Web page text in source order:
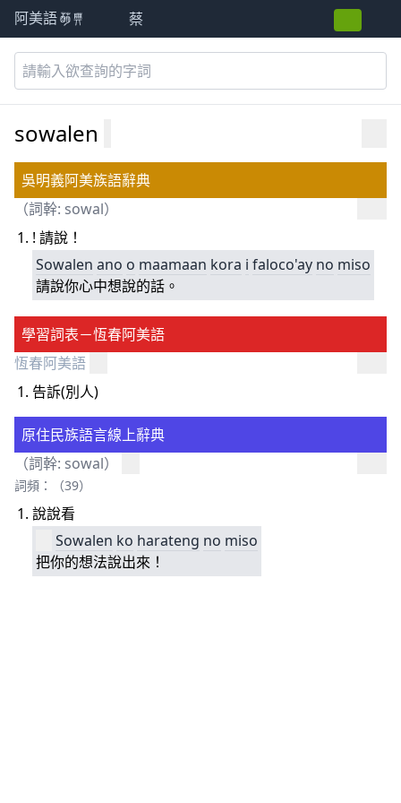
阿美語萌典 蔡
sowalen
吳明義阿美族語辭典
（詞幹: sowal）
! 請說！
Sowalen ano o maamaan kora i faloco'ay no miso
請說你心中想說的話。
學習詞表－恆春阿美語
恆春阿美語
告訴(別人)
原住民族語言線上辭典
（詞幹: sowal）
詞頻：（39）
說說看
Sowalen ko harateng no miso
把你的想法說出來！